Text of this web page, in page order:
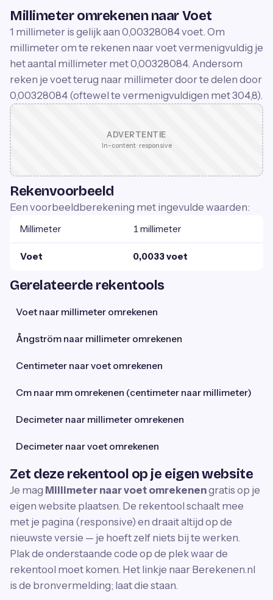
Millimeter omrekenen naar Voet
1 millimeter is gelijk aan 0,00328084 voet. Om
millimeter om te rekenen naar voet vermenigvuldig je
het aantal millimeter met 0,00328084. Andersom
reken je voet terug naar millimeter door te delen door
0,00328084 (oftewel te vermenigvuldigen met 304,8).
ADVERTENTIE
In-content · responsive
Rekenvoorbeeld
Een voorbeeldberekening met ingevulde waarden:
Millimeter 1 millimeter
Voet 0,0033 voet
Gerelateerde rekentools
Voet naar millimeter omrekenen
Ångström naar millimeter omrekenen
Centimeter naar voet omrekenen
Cm naar mm omrekenen (centimeter naar millimeter)
Decimeter naar millimeter omrekenen
Decimeter naar voet omrekenen
Zet deze rekentool op je eigen website
Je mag Millimeter naar voet omrekenengratis op je
eigen website plaatsen. De rekentool schaalt mee
met je pagina (responsive) en draait altijd op de
nieuwste versie — je hoeft zelf niets bij te werken.
Plak de onderstaande code op de plek waar de
rekentool moet komen. Het linkje naar Berekenen.nl
is de bronvermelding; laat die staan.